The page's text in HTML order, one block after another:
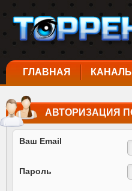
ГЛАВНАЯ КАНАЛЫ
АВТОРИЗАЦИЯ
Ваш Email
Пароль